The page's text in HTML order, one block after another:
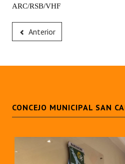
Premio al Mérito - Registro
Ciudadano Ilustre - Registro
Banca del Vecino - Registro
Huéspedes de Honor - Registro
ARC/RSB/VHF
Anterior
CONCEJO MUNICIPAL SAN